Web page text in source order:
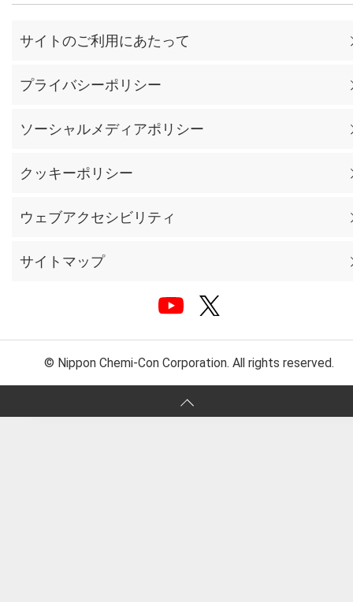
サイトのご利用にあたって
プライバシーポリシー
ソーシャルメディアポリシー
クッキーポリシー
ウェブアクセシビリティ
サイトマップ
© Nippon Chemi-Con Corporation. All rights reserved.